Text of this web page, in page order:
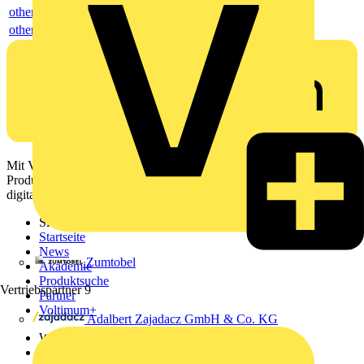
Zumtobel
Vertriebspartner 9
Adalbert Zajadacz GmbH & Co. KG
others
others
Mit Voltimum erhalten Elektrofachkräfte Zugang zu Branchennews,
Produktinformationen, Schulungen und Tools – alles auf einer
digitalen Plattform und Community.
Sitemap
Startseite
News
Akademie
Produktsuche
Partner
Voltimum+
Weitere Links